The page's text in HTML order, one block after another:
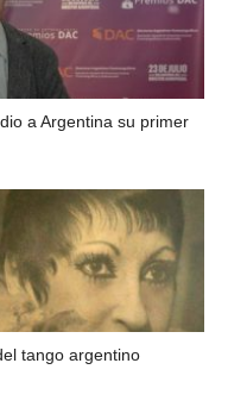
a Argentina su primer
tango argentino